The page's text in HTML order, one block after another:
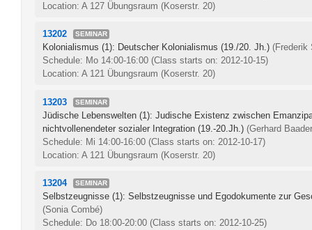
Location: A 127 Übungsraum (Koserstr. 20)
13202 SEMINAR
Kolonialismus (1): Deutscher Kolonialismus (19./20. Jh.) (Frederik
Schedule: Mo 14:00-16:00 (Class starts on: 2012-10-15)
Location: A 121 Übungsraum (Koserstr. 20)
13203 SEMINAR
Jüdische Lebenswelten (1): Judische Existenz zwischen
nichtvollenendeter sozialer Integration (19.-20.Jh.) (Gerhard
Schedule: Mi 14:00-16:00 (Class starts on: 2012-10-17)
Location: A 121 Übungsraum (Koserstr. 20)
13204 SEMINAR
Selbstzeugnisse (1): Selbstzeugnisse und Egodokumente zur
(Sonia Combé)
Schedule: Do 18:00-20:00 (Class starts on: 2012-10-25)